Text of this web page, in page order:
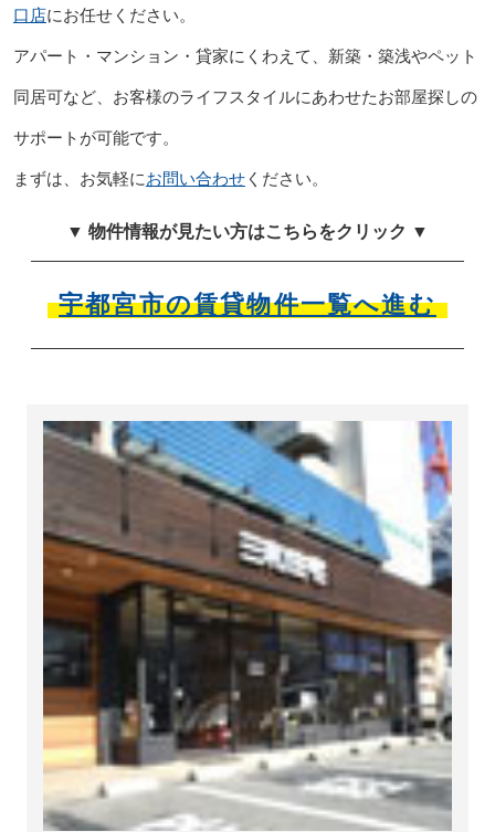
口店にお任せください。
アパート・マンション・貸家にくわえて、新築・築浅やペット
同居可など、お客様のライフスタイルにあわせたお部屋探しの
サポートが可能です。
まずは、お気軽にお問い合わせください。
▼ 物件情報が見たい方はこちらをクリック ▼
宇都宮市の賃貸物件一覧へ進む